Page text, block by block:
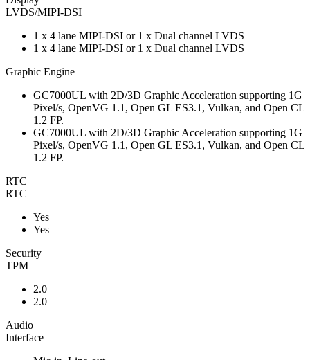
LVDS/MIPI-DSI
1 x 4 lane MIPI-DSI or 1 x Dual channel LVDS
1 x 4 lane MIPI-DSI or 1 x Dual channel LVDS
Graphic Engine
GC7000UL with 2D/3D Graphic Acceleration supporting 1G
Pixel/s, OpenVG 1.1, Open GL ES3.1, Vulkan, and Open CL
1.2 FP.
GC7000UL with 2D/3D Graphic Acceleration supporting 1G
Pixel/s, OpenVG 1.1, Open GL ES3.1, Vulkan, and Open CL
1.2 FP.
RTC
RTC
Yes
Yes
Security
TPM
2.0
2.0
Audio
Interface